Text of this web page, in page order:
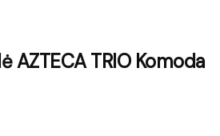
AZTECA TRIO Komoda